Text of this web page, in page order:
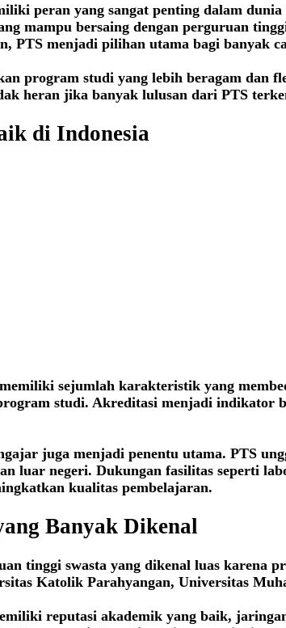
peran yang sangat penting dalam
mampu bersaing dengan perguruan
PTS menjadi pilihan utama bagi banyak
program studi yang lebih beragam dan
heran jika banyak lulusan dari PTS
di Indonesia
sejumlah karakteristik yang
studi. Akreditasi menjadi indikator
juga menjadi penentu utama. PTS
luar negeri. Dukungan fasilitas seperti
kualitas pembelajaran.
Banyak Dikenal
tinggi swasta yang dikenal luas karena
Katolik Parahyangan, Universitas
reputasi akademik yang baik,